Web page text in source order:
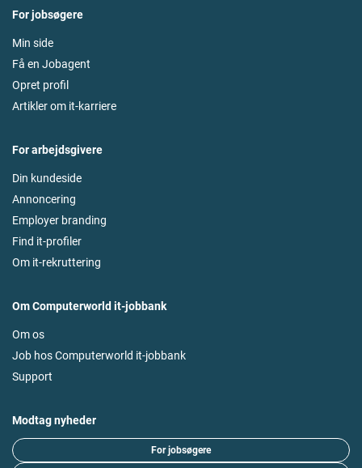
For jobsøgere
Min side
Få en Jobagent
Opret profil
Artikler om it-karriere
For arbejdsgivere
Din kundeside
Annoncering
Employer branding
Find it-profiler
Om it-rekruttering
Om Computerworld it-jobbank
Om os
Job hos Computerworld it-jobbank
Support
Modtag nyheder
For jobsøgere